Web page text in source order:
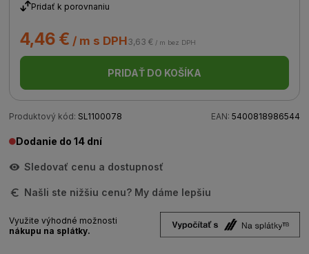
Pridať k porovnaniu
4,46 € / m s DPH3,63 € / m bez DPH
PRIDAŤ DO KOŠÍKA
Produktový kód: SL1100078 EAN: 5400818986544
Dodanie do 14 dní
Sledovať cenu a dostupnosť
Našli ste nižšiu cenu? My dáme lepšiu
Využite výhodné možnosti
nákupu na splátky.